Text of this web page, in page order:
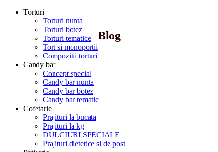
Torturi
Torturi nunta
Torturi botez
Torturi tematice
Tort si monoportii
Compozitii torturi
Candy bar
Concept special
Candy bar nunta
Candy bar botez
Candy bar tematic
Cofetarie
Prajituri la bucata
Prajituri la kg
DULCIURI SPECIALE
Prajituri dietetice si de post
Blog